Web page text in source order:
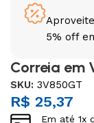
5% off
Correia em
SKU:3V850GT
R$ 25,37
Em até1x